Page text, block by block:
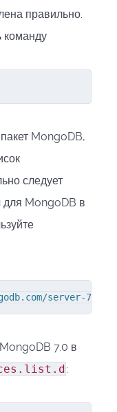
правильно.
команду
MongoDB,
следует
для MongoDB в
server-
7.0 в
: